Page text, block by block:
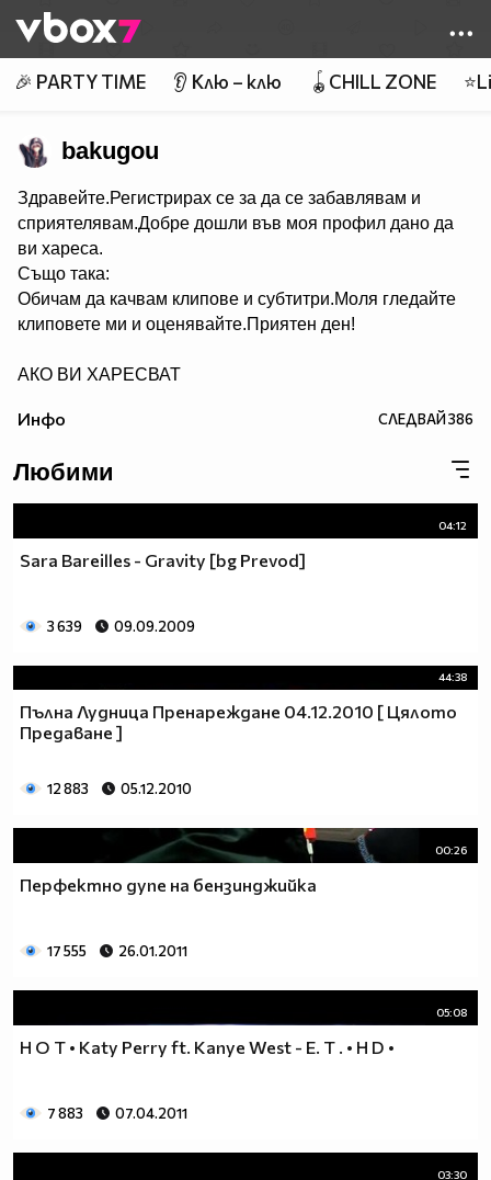
👾
🎉 PARTY TIME 👂 Клю – клю 🪀CHILL ZONE
bakugou
Здравейте.Регистрирах се за да се забавлявам и
сприятелявам.Добре дошли във моя профил дано да
ви хареса.
Също така:
Обичам да качвам клипове и субтитри.Моля гледайте
клиповете ми и оценявайте.Приятен ден!
АКО ВИ ХАРЕСВАТ
МЕН.
АКО ИМА НЕЩО КОЕТО НЕ РАЗБИРАТЕ В САЙТА
ИЛИ НЕ ЗНАЕТЕ МОЖЕТЕ ДА МЕ ПИТАТЕ МЕН
РАЗБИРА СЕ АКО ЗНАМ КАКЪВ Е ВЪПРОСА И ДАЛИ
ЩЕ МОГА ДА МУ ОТГОВОРЯ ПИТАЙТЕ.
║╔╗║╔╗║║║║║╩╣ФЕН!!!
╚╝╚╩╝╚╩╩╩╩╩═╝=====
Инфо СЛЕДВАЙ386
Любими
04:12
Sara Bareilles - Gravity [bg Prevod]
3 639 09.09.2009
44:38
Пълна Лудница Пренареждане 04.12.2010 [ Цялото
Предаване ]
12 883 05.12.2010
00:26
Перфектно дупе на бензинджийка
17 555 26.01.2011
05:08
H O T • Katy Perry ft. Kanye West - E. T . • H D •
7 883 07.04.2011
03:30